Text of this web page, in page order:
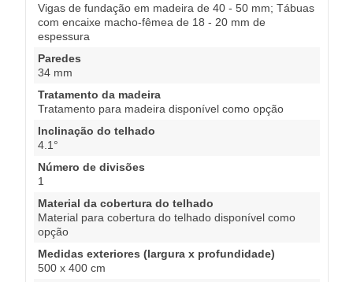
Vigas de fundação em madeira de 40 - 50 mm; Tábuas
com encaixe macho-fêmea de 18 - 20 mm de
espessura
Paredes
34 mm
Tratamento da madeira
Tratamento para madeira disponível como opção
Inclinação do telhado
4.1°
Número de divisões
1
Material da cobertura do telhado
Material para cobertura do telhado disponível como
opção
Medidas exteriores (largura x profundidade)
500 x 400 cm